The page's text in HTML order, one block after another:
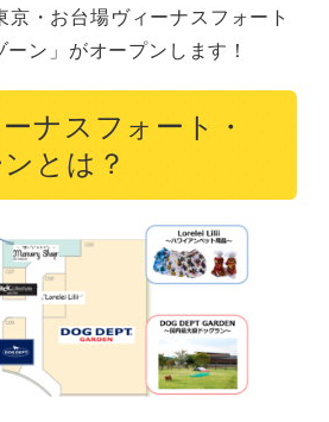
・お台場ヴィーナスフォート
ン」がオープンします！
ナスフォート・
とは？